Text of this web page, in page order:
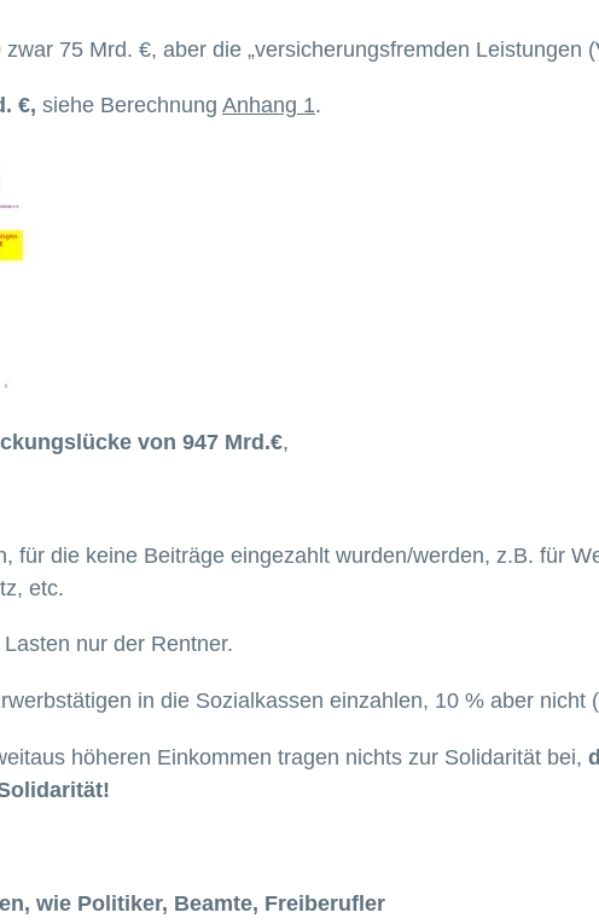
75 Mrd. €, aber die „versicherungsfremden Leistungen
€, siehe Berechnung Anhang 1.
von 947 Mrd.€,
für die keine Beiträge eingezahlt wurden/werden, z.B. für
etc.
nur der Rentner.
in die Sozialkassen einzahlen, 10 % aber nicht
höheren Einkommen tragen nichts zur Solidarität bei, d
wie Politiker, Beamte, Freiberufler